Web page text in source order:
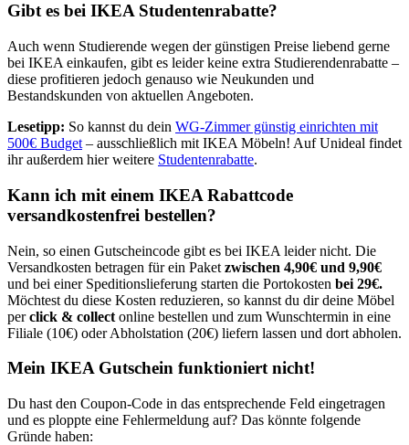
Gibt es bei IKEA Studentenrabatte?
Auch wenn Studierende wegen der günstigen Preise liebend gerne
bei IKEA einkaufen, gibt es leider keine extra Studierendenrabatte –
diese profitieren jedoch genauso wie Neukunden und
Bestandskunden von aktuellen Angeboten.
Lesetipp: So kannst du dein WG-Zimmer günstig einrichten mit
500€ Budget – ausschließlich mit IKEA Möbeln! Auf Unideal findet
ihr außerdem hier weitere Studentenrabatte.
Kann ich mit einem IKEA Rabattcode
versandkostenfrei bestellen?
Nein, so einen Gutscheincode gibt es bei IKEA leider nicht. Die
Versandkosten betragen für ein Paket zwischen 4,90€ und 9,90€
und bei einer Speditionslieferung starten die Portokosten bei 29€.
Möchtest du diese Kosten reduzieren, so kannst du dir deine Möbel
perclick & collect online bestellen und zum Wunschtermin in eine
Filiale (10€) oder Abholstation (20€) liefern lassen und dort abholen.
Mein IKEA Gutschein funktioniert nicht!
Du hast den Coupon-Code in das entsprechende Feld eingetragen
und es ploppte eine Fehlermeldung auf? Das könnte folgende
Gründe haben: